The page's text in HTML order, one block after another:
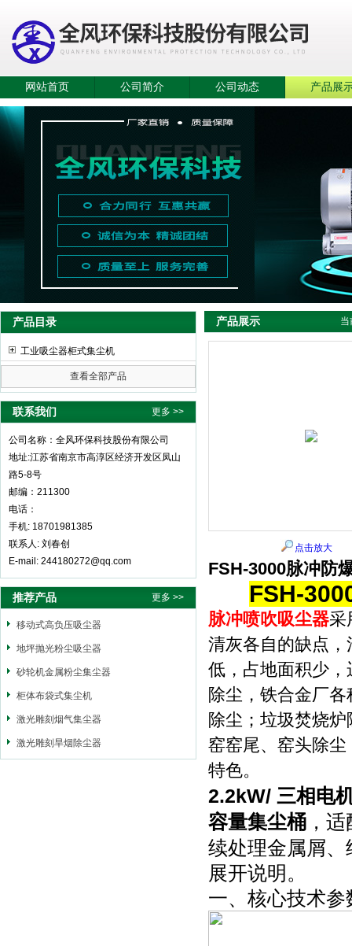
网站首页 公司简介 公司动态 产品展
产品目录
工业吸尘器柜式集尘机
查看全部产品
联系我们 更多 >>
公司名称：全风环保科技股份有限公司
地址:江苏省南京市高淳区经济开发区凤山
路5-8号
邮编：211300
电话：
手机: 18701981385
联系人: 刘春创
E-mail: 244180272@qq.com
推荐产品 更多 >>
移动式高负压吸尘器
地坪抛光粉尘吸尘器
砂轮机金属粉尘集尘器
柜体布袋式集尘机
激光雕刻烟气集尘器
激光雕刻旱烟除尘器
产品展示 当
点击放大
FSH-3000脉冲防
FSH-
脉冲喷吹吸尘器采
清灰各自的缺点
低，占地面积少
除尘，铁合金厂
除尘；垃圾焚烧
窑窑尾、窑头除
特色。
2.2kW/ 三相电
容量集尘桶 ，
续处理金属屑
展开说明。
一、核心技术